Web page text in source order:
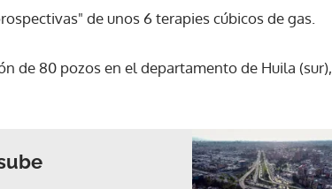
de unos 6 terapies cúbicos de gas.
de 80 pozos en el departamento de Huila (sur),